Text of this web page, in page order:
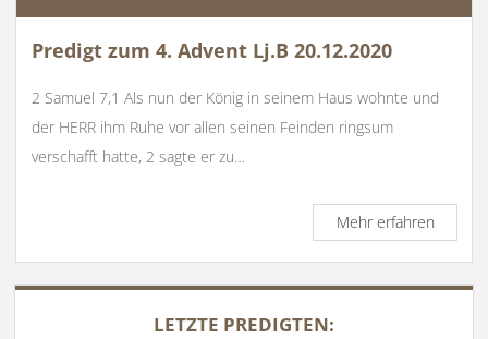
Predigt zum 4. Advent Lj.B 20.12.2020
2 Samuel 7,1 Als nun der König in seinem Haus wohnte und
der HERR ihm Ruhe vor allen seinen Feinden ringsum
verschafft hatte, 2 sagte er zu…
Mehr erfahrenPredigt
zum
4.
Advent
SIDEBAR
LETZTE PREDIGTEN: